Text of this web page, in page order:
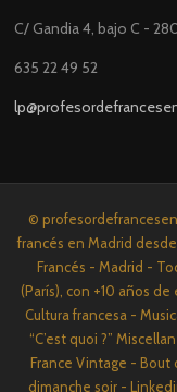
C/ Gandia 4, bajo C -
635 22 49 52
©
francés en Madrid
Francés - Madrid -
(París), con +10 años
Cultura francesa -
“C’est quoi ?”
France Vintage - Bout
dimanche soir -